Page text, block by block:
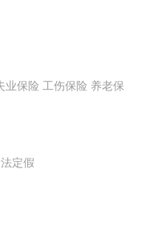
主题
文化、强大的技术力
安全生产、环境保护
法律、法规，承担社
业保险 工伤保险 养老保
定假